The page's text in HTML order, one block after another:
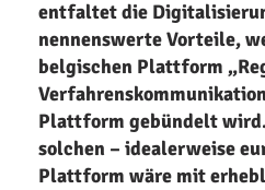
entfaltet die
nennenswerte Vorteile,
belgischen Plattform
Plattform gebündelt
solchen – idealerweise
Plattform wäre mit